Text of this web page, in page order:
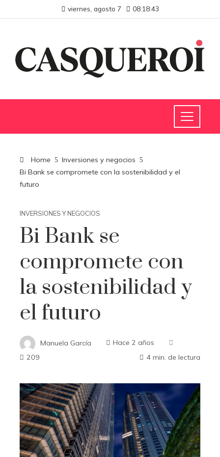
viernes, agosto 7 08:18:44
Home
Inversiones y negocios
Bi Bank se compromete con la sostenibilidad y el
futuro
INVERSIONES Y NEGOCIOS
Bi Bank se
compromete con
la sostenibilidad y
el futuro
Manuela García
Hace 2 años
209
4 min. de lectura